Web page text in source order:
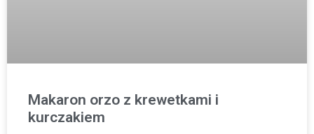
Makaron orzo z krewetkami i
kurczakiem